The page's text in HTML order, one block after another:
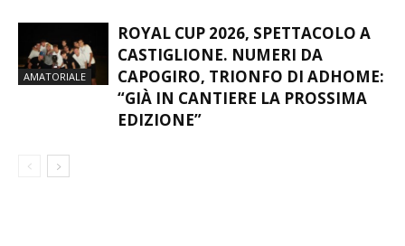
AMATORIALE
ROYAL CUP 2026, SPETTACOLO A
CASTIGLIONE. NUMERI DA
CAPOGIRO, TRIONFO DI ADHOME:
“GIÀ IN CANTIERE LA PROSSIMA
EDIZIONE”